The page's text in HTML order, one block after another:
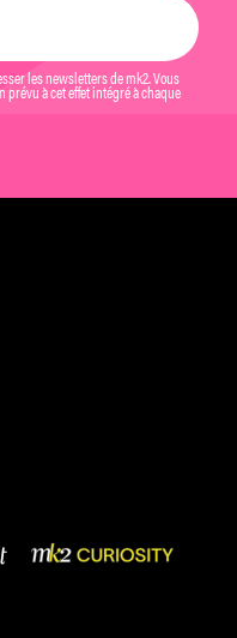
les newsletters de mk2. Vous
à cet effet intégré à chaque